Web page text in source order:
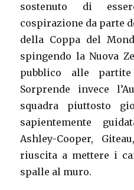
sostenuto di
cospirazione da parte
della Coppa del
spingendo la Nuova
pubblico alle partite
Sorprende invece
squadra piuttosto
sapientemente
Ashley-Cooper,
riuscita a mettere i
spalle al muro.